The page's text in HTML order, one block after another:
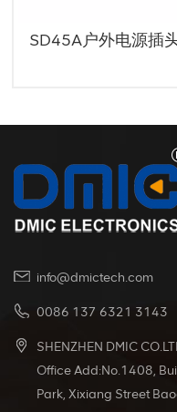
SD45A户外电源插
info@dmictech.com
0086 137 6321 3143
SHENZHEN DMIC
Office Add:No.1408,
Park, Xixiang Street